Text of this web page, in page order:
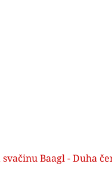
svačinu Baagl - Duha